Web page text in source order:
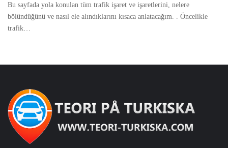
Bu sayfada yola konulan tüm trafik işaret ve işaretlerini, nelere
bölündüğünü ve nasıl ele alındıklarını kısaca anlatacağım. . Öncelikle
trafik…